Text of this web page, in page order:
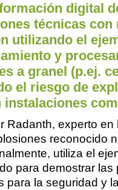
digital
técnicas con
utilizando el
y
a granel (p.ej.
el riesgo de
instalaciones
Radanth, experto en
reconocido
utiliza el
para demostrar las
para la seguridad y